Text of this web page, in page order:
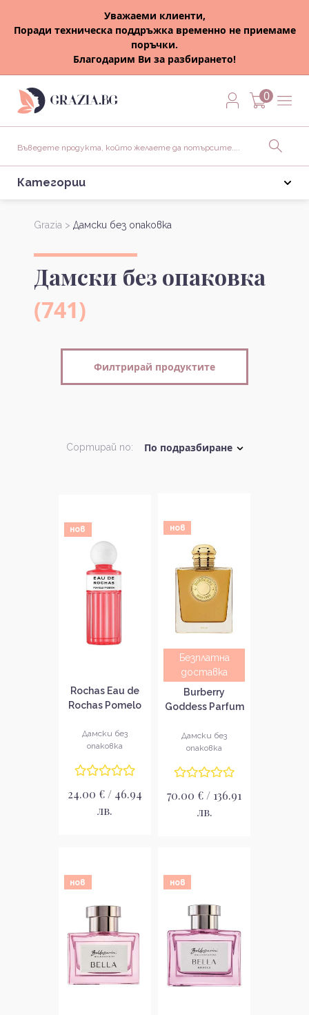
Уважаеми клиенти,
Поради техническа поддръжка временно не приемаме
поръчки.
Благодарим Ви за разбирането!
0
Категории
Grazia > Дамски без опаковка
Дамски без опаковка
(741)
Филтрирай продуктите
Сортирай по:
нов
Rochas Eau de
Rochas Pomelo
Тоалетна вода
за жени без
опаковка EDT
Дамски без
опаковка
24.00 € / 46.94
лв.
нов
Безплатна
доставка
Burberry
Goddess Parfum
жени без
опаковка
Дамски без
опаковка
70.00 € / 136.91
лв.
нов нов